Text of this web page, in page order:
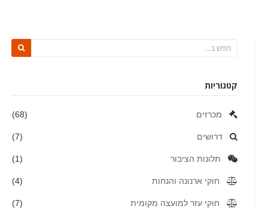
קטגוריות
מכרזים (68)
דרושים (7)
תלונות הציבור (1)
חוקי ארנונה והנחות (4)
חוקי עזר למועצה מקומית (7)